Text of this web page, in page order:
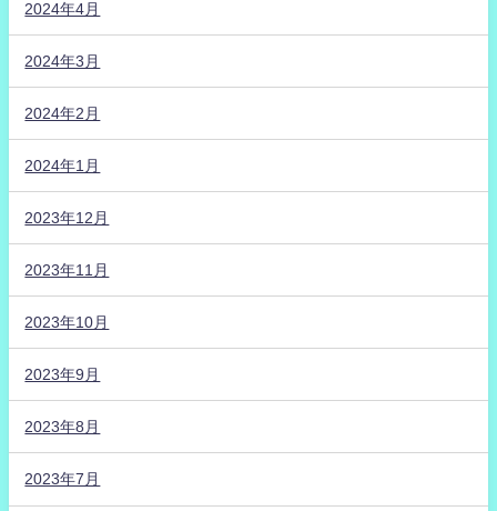
2024年4月
2024年3月
2024年2月
2024年1月
2023年12月
2023年11月
2023年10月
2023年9月
2023年8月
2023年7月